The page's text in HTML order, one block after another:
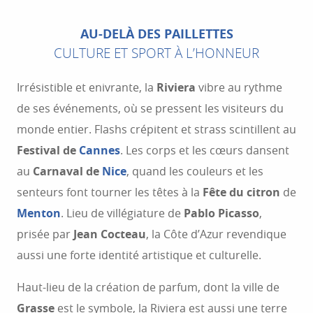
AU-DELÀ DES PAILLETTES
CULTURE ET SPORT À L’HONNEUR
Irrésistible et enivrante, la Riviera vibre au rythme
de ses événements, où se pressent les visiteurs du
monde entier. Flashs crépitent et strass scintillent au
Festival de Cannes. Les corps et les cœurs dansent
au Carnaval de Nice, quand les couleurs et les
senteurs font tourner les têtes à la Fête du citron de
Menton. Lieu de villégiature de Pablo Picasso,
prisée par Jean Cocteau, la Côte d’Azur revendique
aussi une forte identité artistique et culturelle.
Haut-lieu de la création de parfum, dont la ville de
Grasse est le symbole, la Riviera est aussi une terre